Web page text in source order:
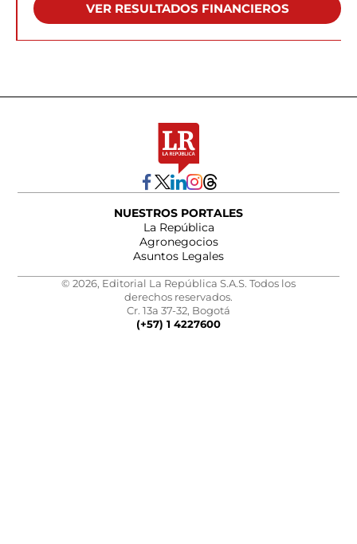
VER RESULTADOS FINANCIEROS
NUESTROS PORTALES
La República
Agronegocios
Asuntos Legales
© 2026, Editorial La República S.A.S. Todos los
derechos reservados.
Cr. 13a 37-32, Bogotá
(+57) 1 4227600